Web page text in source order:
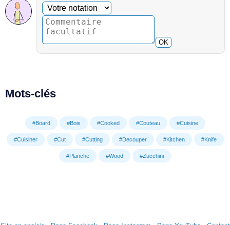
Commentaire facultatif
Votre notation
OK
Mots-clés
#Board #Bois #Cooked #Couteau #Cuisine
#Cuisiner #Cut #Cutting #Decouper #Kitchen #Knife
#Planche #Wood #Zucchini